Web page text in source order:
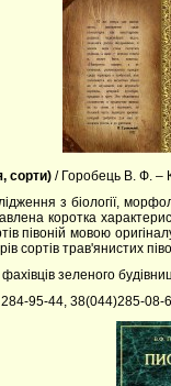
сорти) / Горобець В. Ф. –
з біології,
коротка
півоній мовою
сортів трав'янистих
зеленого
95-44, 38(044)285-08-